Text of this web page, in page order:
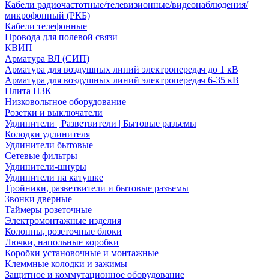
Кабели радиочастотные/телевизионные/видеонаблюдения/
микрофонный (РКБ)
Кабели телефонные
Провода для полевой связи
КВИП
Арматура ВЛ (СИП)
Арматура для воздушных линий электропередач до 1 кВ
Арматура для воздушных линий электропередач 6-35 кВ
Плита ПЗК
Низковольтное оборудование
Розетки и выключатели
Удлинители | Разветвители | Бытовые разъемы
Колодки удлинителя
Удлинители бытовые
Сетевые фильтры
Удлинители-шнуры
Удлинители на катушке
Тройники, разветвители и бытовые разъемы
Звонки дверные
Таймеры розеточные
Электромонтажные изделия
Колонны, розеточные блоки
Лючки, напольные коробки
Коробки установочные и монтажные
Клеммные колодки и зажимы
Защитное и коммутационное оборудование